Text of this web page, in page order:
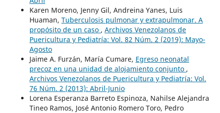
Karen Moreno, Jenny Gil, Andreina Yanes, Luis
Huaman, Tuberculosis pulmonar y extrapulmonar. A
propósito de un caso , Archivos Venezolanos de
Puericultura y Pediatría: Vol. 82 Núm. 2 (2019): Mayo-
Agosto
Jaime A. Furzán, María Cumare, Egreso neonatal
precoz en una unidad de alojamiento conjunto ,
Archivos Venezolanos de Puericultura y Pediatría: Vol.
76 Núm. 2 (2013): Abril-Junio
Lorena Esperanza Barreto Espinoza, Nahilse Alejandra
Tineo Ramos, José Antonio Romero Toro, Pedro